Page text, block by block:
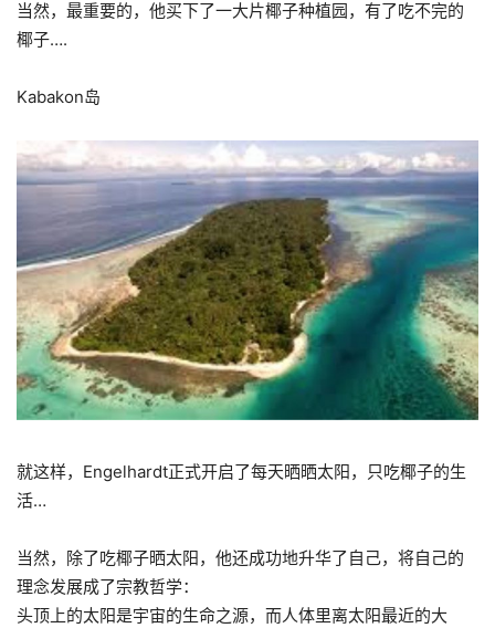
当然，最重要的，他买下了一大片椰子种植园，有了吃不完的
椰子….
Kabakon岛
就这样，Engelhardt正式开启了每天晒晒太阳，只吃椰子的生
活…
当然，除了吃椰子晒太阳，他还成功地升华了自己，将自己的
理念发展成了宗教哲学：
头顶上的太阳是宇宙的生命之源，而人体里离太阳最近的大